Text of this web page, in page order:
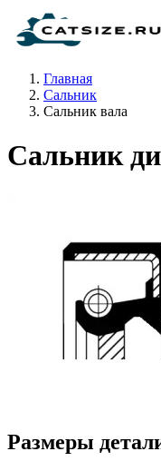
Главная
Сальник
Сальник вала
Сальник
Размеры